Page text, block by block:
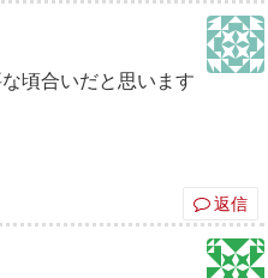
頃合いだと思います
返信